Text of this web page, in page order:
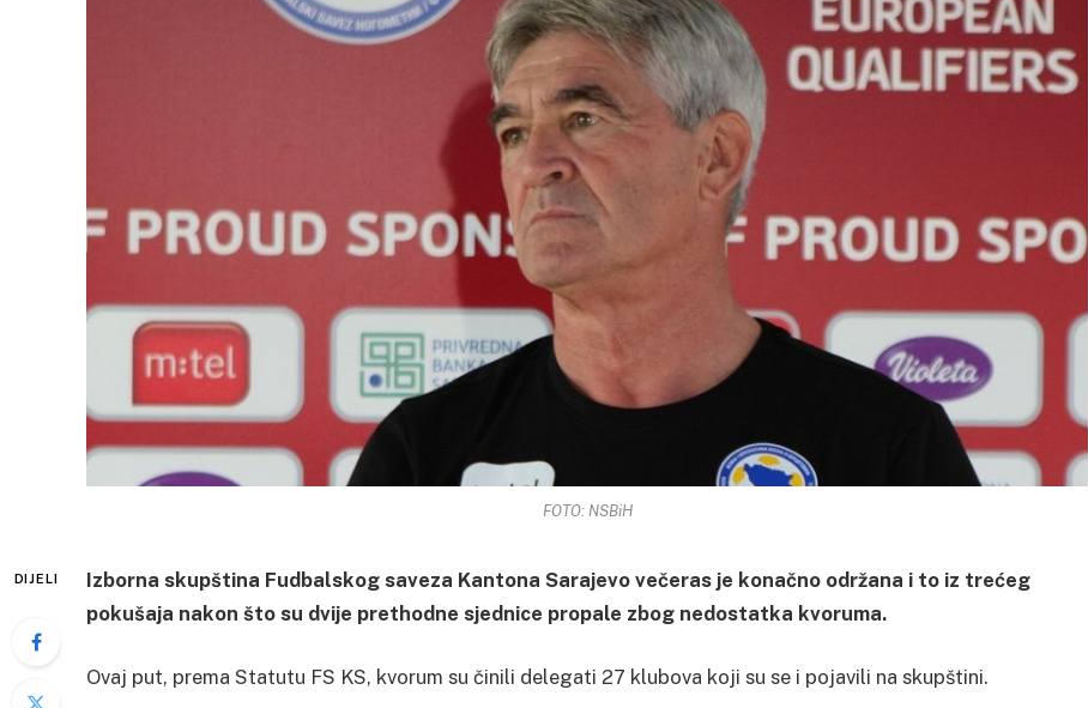
FOTO: NSBiH
DIJELI
Izborna skupština Fudbalskog saveza Kantona Sarajevo večeras je konačno održana i to iz trećeg
pokušaja nakon što su dvije prethodne sjednice propale zbog nedostatka kvoruma.
Ovaj put, prema Statutu FS KS, kvorum su činili delegati 27 klubova koji su se i pojavili na skupštini.